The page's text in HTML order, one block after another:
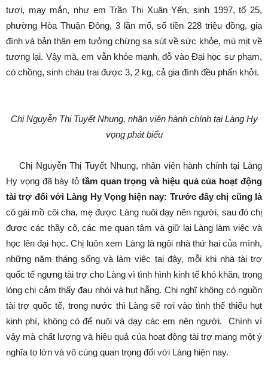
tươi, may mắn, như em Trần Thị Xuân Yến, sinh 1997, tổ 25,
phường Hòa Thuận Đông, 3 lần mổ, số tiền 228 triệu đồng, gia
đình và bản thân em tưởng chừng sa sút về sức khỏe, mù mịt về
tương lại. Vậy mà, em vẫn khỏe mạnh, đỗ vào Đại học sư phạm,
có chồng, sinh cháu trai được 3, 2 kg, cả gia đình đều phấn khởi.
Chị Nguyễn Thị Tuyết Nhung, nhân viên hành chính tại Làng Hy
vọng phát biểu
Chị Nguyễn Thị Tuyết Nhung, nhân viên hành chính tại Làng
Hy vọng đã bày tỏ tầm quan trọng và hiệu quả của hoạt động
tài trợ đối với Làng Hy Vọng hiện nay: Trước đây chị cũng là
cô gái mồ côi cha, mẹ được Làng nuôi dạy nên người, sau đó chị
được các thầy cô, các mẹ quan tâm và giữ lại Làng làm việc và
học lên đại học. Chị luôn xem Làng là ngôi nhà thứ hai của mình,
những năm tháng sống và làm việc tại đây, mỗi khi nhà tài trợ
quốc tế ngưng tài trợ cho Làng vì tình hình kinh tế khó khăn, trong
lòng chị cảm thấy đau nhói và hụt hẫng. Chị nghĩ không có nguồn
tài trợ quốc tế, trong nước thì Làng sẽ rơi vào tình thế thiếu hụt
kinh phí, không có để nuôi và dạy các em nên người. Chính vì
vậy mà chất lượng và hiệu quả của hoạt động tài trợ mang một ý
nghĩa to lớn và vô cùng quan trọng đối với Làng hiện nay.